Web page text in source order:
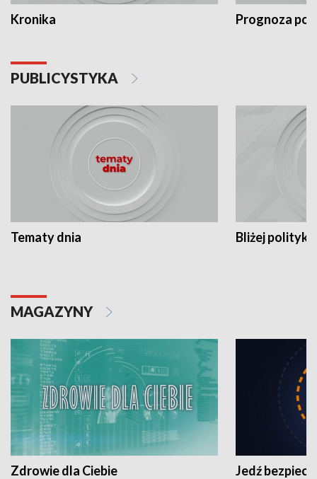
Kronika Prognoza
PUBLICYSTYKA
Tematy dnia Bliżej polityki
MAGAZYNY
Zdrowie dla Ciebie Jedź